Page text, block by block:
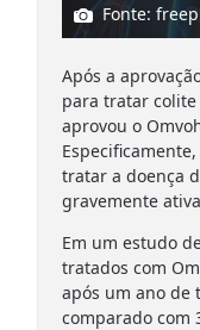
Fonte:
Após a
para tratar
aprovou o
tratar a doença
gravemente
Em um estudo
tratados com
após um ano de
comparado com